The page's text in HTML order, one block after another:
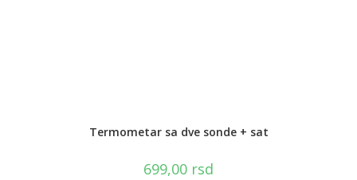
Termometar sa dve sonde + sat
699,00 rsd